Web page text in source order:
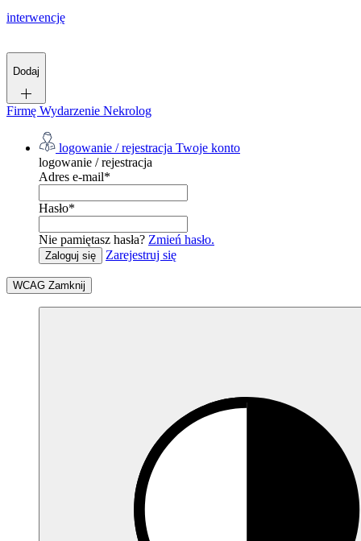
interwencję
Dodaj
Firmę Wydarzenie Nekrolog
logowanie / rejestracja Twoje konto
logowanie / rejestracja
Adres e-mail*
Hasło*
Nie pamiętasz hasła? Zmień hasło.
Zaloguj się Zarejestruj się
WCAG Zamknij